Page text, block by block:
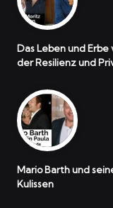
Das Leben und Erbe
der Resilienz und
Mario Barth und
Kulissen